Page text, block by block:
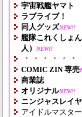
宇宙戦艦ヤマト
ラブライブ！
同人グッズNEW!!
艦隊これくしょ
人）
NEW!!
・・・・・
COMIC ZIN 専売
商業誌
オリジナルNEW!!
ニンジャスレイ
アイドルマスター